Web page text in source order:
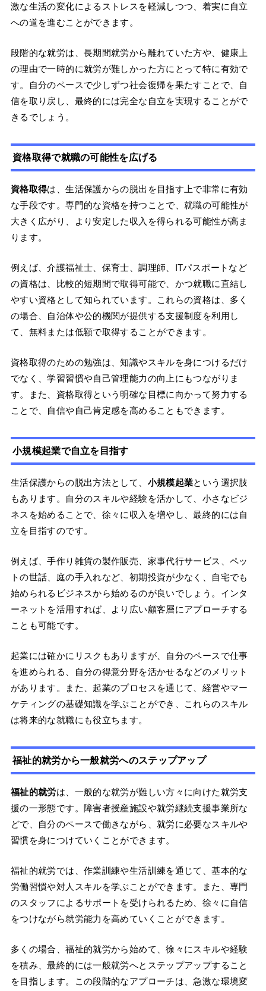
激な生活の変化によるストレスを軽減しつつ、着実に自立
への道を進むことができます。
段階的な就労は、長期間就労から離れていた方や、健康上
の理由で一時的に就労が難しかった方にとって特に有効で
す。自分のペースで少しずつ社会復帰を果たすことで、自
信を取り戻し、最終的には完全な自立を実現することがで
きるでしょう。
資格取得で就職の可能性を広げる
資格取得は、生活保護からの脱出を目指す上で非常に有効
な手段です。専門的な資格を持つことで、就職の可能性が
大きく広がり、より安定した収入を得られる可能性が高ま
ります。
例えば、介護福祉士、保育士、調理師、ITパスポートなど
の資格は、比較的短期間で取得可能で、かつ就職に直結し
やすい資格として知られています。これらの資格は、多く
の場合、自治体や公的機関が提供する支援制度を利用し
て、無料または低額で取得することができます。
資格取得のための勉強は、知識やスキルを身につけるだけ
でなく、学習習慣や自己管理能力の向上にもつながりま
す。また、資格取得という明確な目標に向かって努力する
ことで、自信や自己肯定感を高めることもできます。
小規模起業で自立を目指す
生活保護からの脱出方法として、 小規模起業という選択肢
もあります。自分のスキルや経験を活かして、小さなビジ
ネスを始めることで、徐々に収入を増やし、最終的には自
立を目指すのです。
例えば、手作り雑貨の製作販売、家事代行サービス、ペッ
トの世話、庭の手入れなど、初期投資が少なく、自宅でも
始められるビジネスから始めるのが良いでしょう。インタ
ーネットを活用すれば、より広い顧客層にアプローチする
ことも可能です。
起業には確かにリスクもありますが、自分のペースで仕事
を進められる、自分の得意分野を活かせるなどのメリット
があります。また、起業のプロセスを通じて、経営やマー
ケティングの基礎知識を学ぶことができ、これらのスキル
は将来的な就職にも役立ちます。
福祉的就労から一般就労へのステップアップ
福祉的就労は、一般的な就労が難しい方々に向けた就労支
援の一形態です。障害者授産施設や就労継続支援事業所な
どで、自分のペースで働きながら、就労に必要なスキルや
習慣を身につけていくことができます。
福祉的就労では、作業訓練や生活訓練を通じて、基本的な
労働習慣や対人スキルを学ぶことができます。また、専門
のスタッフによるサポートを受けられるため、徐々に自信
をつけながら就労能力を高めていくことができます。
多くの場合、福祉的就労から始めて、徐々にスキルや経験
を積み、最終的には一般就労へとステップアップすること
を目指します。この段階的なアプローチは、急激な環境変